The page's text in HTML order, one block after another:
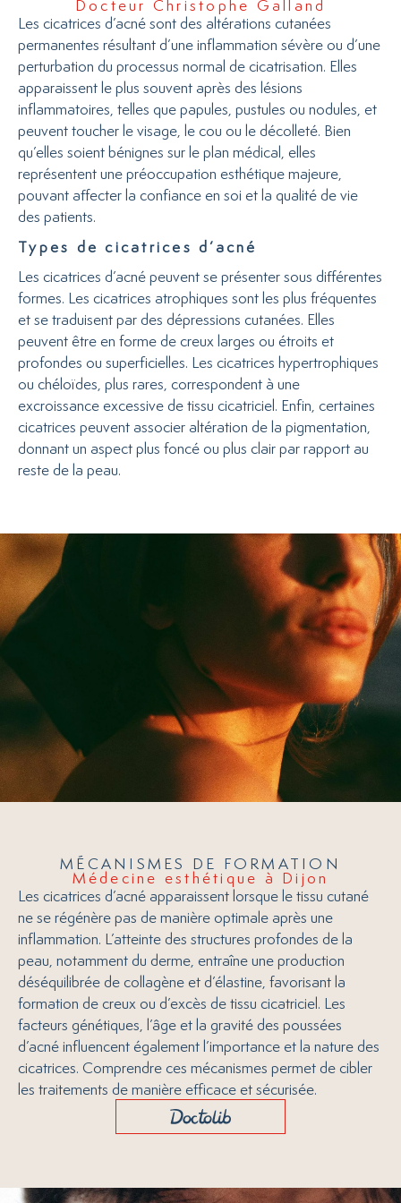
Docteur Christophe Galland
Les cicatrices d’acné sont des altérations cutanées
permanentes résultant d’une inflammation sévère ou d’une
perturbation du processus normal de cicatrisation. Elles
apparaissent le plus souvent après des lésions
inflammatoires, telles que papules, pustules ou nodules, et
peuvent toucher le visage, le cou ou le décolleté. Bien
qu’elles soient bénignes sur le plan médical, elles
représentent une préoccupation esthétique majeure,
pouvant affecter la confiance en soi et la qualité de vie
des patients.
Types de cicatrices d’acné
Les cicatrices d’acné peuvent se présenter sous différentes
formes. Les cicatrices atrophiques sont les plus fréquentes
et se traduisent par des dépressions cutanées. Elles
peuvent être en forme de creux larges ou étroits et
profondes ou superficielles. Les cicatrices hypertrophiques
ou chéloïdes, plus rares, correspondent à une
excroissance excessive de tissu cicatriciel. Enfin, certaines
cicatrices peuvent associer altération de la pigmentation,
donnant un aspect plus foncé ou plus clair par rapport au
reste de la peau.
MÉCANISMES DE FORMATION
Médecine esthétique à Dijon
Les cicatrices d’acné apparaissent lorsque le tissu cutané
ne se régénère pas de manière optimale après une
inflammation. L’atteinte des structures profondes de la
peau, notamment du derme, entraîne une production
déséquilibrée de collagène et d’élastine, favorisant la
formation de creux ou d’excès de tissu cicatriciel. Les
facteurs génétiques, l’âge et la gravité des poussées
d’acné influencent également l’importance et la nature des
cicatrices. Comprendre ces mécanismes permet de cibler
les traitements de manière efficace et sécurisée.